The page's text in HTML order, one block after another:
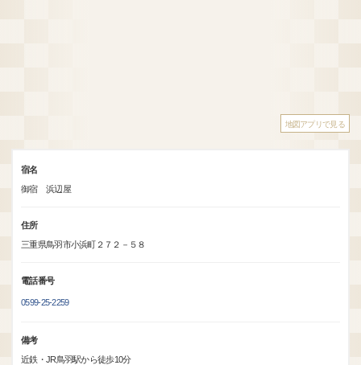
地図アプリで見る
宿名
御宿 浜辺屋
住所
三重県鳥羽市小浜町２７２－５８
電話番号
0599-25-2259
備考
近鉄・JR鳥羽駅から徒歩10分